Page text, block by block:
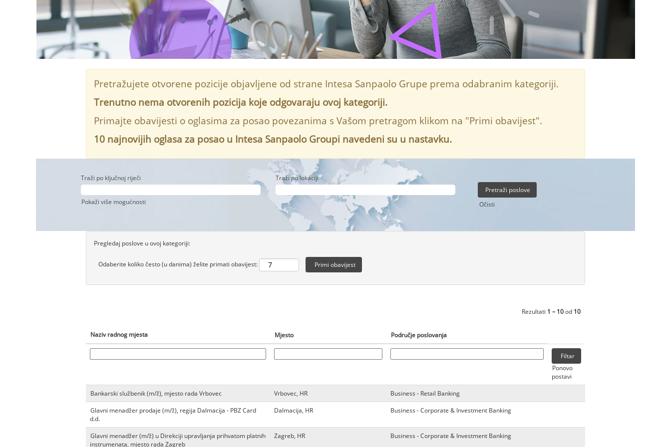
Pretražujete otvorene pozicije objavljene od strane Intesa Sanpaolo Grupe prema odabranim kategoriji.
Trenutno nema otvorenih pozicija koje odgovaraju ovoj kategoriji.
Primajte obavijesti o oglasima za posao povezanima s Vašom pretragom klikom na "Primi obavijest".
10 najnovijih oglasa za posao u Intesa Sanpaolo Groupi navedeni su u nastavku.
Traži po ključnoj riječi Traži po lokaciji
Pokaži više mogućnosti Očisti
Pregledaj poslove u ovoj kategoriji:
Odaberite koliko često (u danima) želite primati obavijest:
Rezultati 1 – 10od 10
Naziv radnog mjesta Mjesto Područje poslovanja
Ponovo
postavi
Bankarski službenik (m/ž), mjesto rada Vrbovec
Vrbovec, HR
Business - Retail Banking
Glavni menadžer prodaje (m/ž), regija Dalmacija - PBZ Card
d.d.
Dalmacija, HR Business - Corporate & Investment Banking
Glavni menadžer (m/ž) u Direkciji upravljanja prihvatom platnih
instrumenata, mjesto rada Zagreb
Zagreb, HR Business - Corporate & Investment Banking